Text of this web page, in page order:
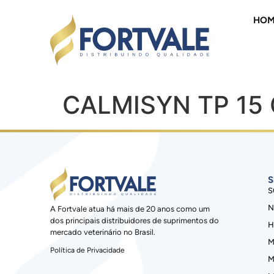
CALMISYN TP 15
A Fortvale atua há mais de 20 anos como um
dos principais distribuidores de suprimentos do
mercado veterinário no Brasil.
Política de Privacidade